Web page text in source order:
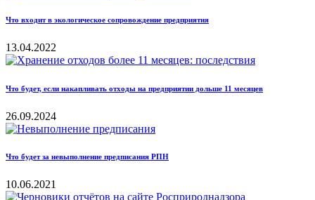
Что входит в экологическое сопровождение предприятия
13.04.2022
Что будет, если накапливать отходы на предприятии дольше 11 месяцев
26.09.2024
Что будет за невыполнение предписания РПН
10.06.2021